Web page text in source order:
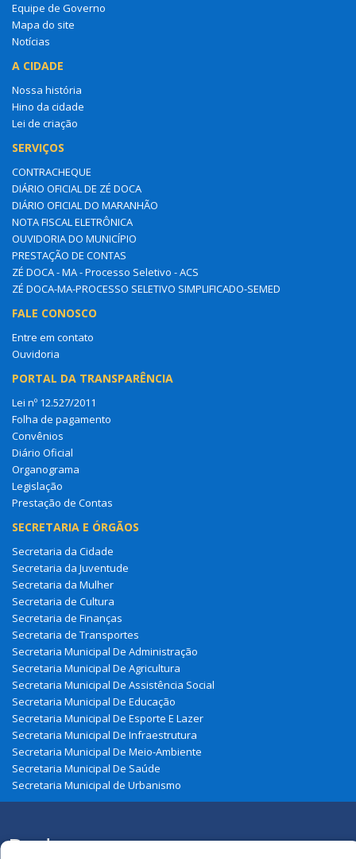
Equipe de Governo
Mapa do site
Notícias
A CIDADE
Nossa história
Hino da cidade
Lei de criação
SERVIÇOS
CONTRACHEQUE
DIÁRIO OFICIAL DE ZÉ DOCA
DIÁRIO OFICIAL DO MARANHÃO
NOTA FISCAL ELETRÔNICA
OUVIDORIA DO MUNICÍPIO
PRESTAÇÃO DE CONTAS
ZÉ DOCA - MA - Processo Seletivo - ACS
ZÉ DOCA-MA-PROCESSO SELETIVO SIMPLIFICADO-SEMED
FALE CONOSCO
Entre em contato
Ouvidoria
PORTAL DA TRANSPARÊNCIA
Lei nº 12.527/2011
Folha de pagamento
Convênios
Diário Oficial
Organograma
Legislação
Prestação de Contas
SECRETARIA E ÓRGÃOS
Secretaria da Cidade
Secretaria da Juventude
Secretaria da Mulher
Secretaria de Cultura
Secretaria de Finanças
Secretaria de Transportes
Secretaria Municipal De Administração
Secretaria Municipal De Agricultura
Secretaria Municipal De Assistência Social
Secretaria Municipal De Educação
Secretaria Municipal De Esporte E Lazer
Secretaria Municipal De Infraestrutura
Secretaria Municipal De Meio-Ambiente
Secretaria Municipal De Saúde
Secretaria Municipal de Urbanismo
Redes